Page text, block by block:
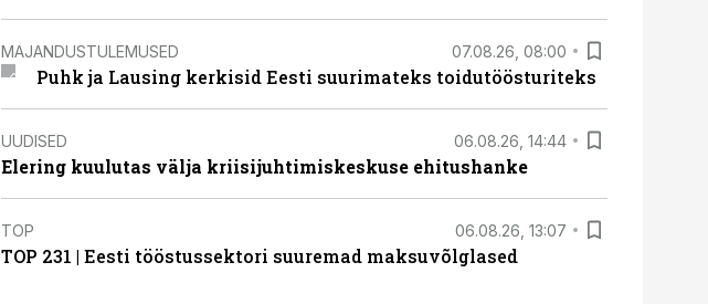
MAJANDUSTULEMUSED 07.08.26, 08:00
Puhk ja Lausing kerkisid Eesti suurimateks toidutöösturiteks
UUDISED 06.08.26, 14:44
Elering kuulutas välja kriisijuhtimiskeskuse ehitushanke
TOP 06.08.26, 13:07
TOP 231 | Eesti tööstussektori suuremad maksuvõlglased